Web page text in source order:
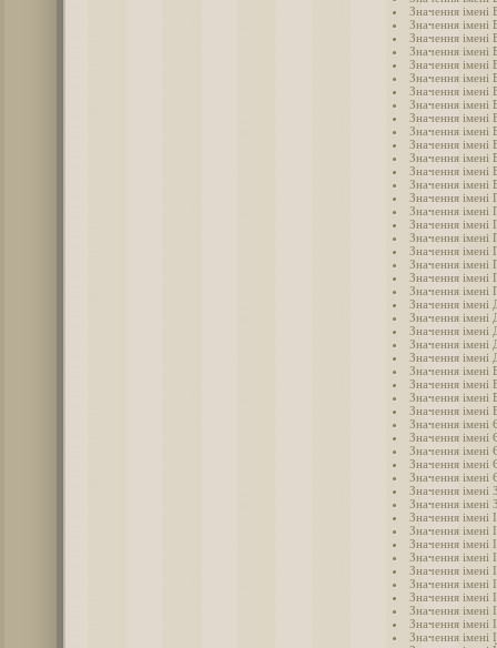
Значення імені
Значення імені
Значення імені
Значення імені
Значення імені
Значення імені
Значення імені
Значення імені
Значення імені
Значення імені
Значення імені
Значення
Значення імені
Значення імені
Значення імені
Значення імені
Значення імені
Значення імені
Значення імені
Значення імені
Значення імені
Значення імені
Значення імені
Значення імені
Значення імені
Значення імені
Значення імені
Значення імені
Значення імені
Значення імені
Значення імені
Значення імені
Значення імені
Значення імені
Значення імені
Значення імені
Значення імені
Значення імені
Значення імені
Значення імені
Значення імені
Значення імені
Значення імені
Значення імені
Значення імені
Значення імені
Значення імені
Значення імені